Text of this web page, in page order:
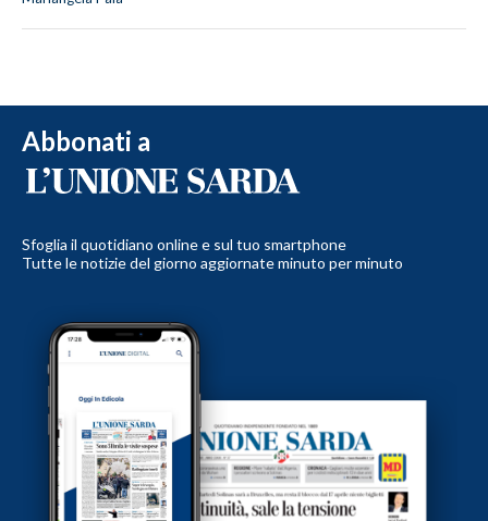
Abbonati a
Sfoglia il quotidiano online e sul tuo smartphone
Tutte le notizie del giorno aggiornate minuto per minuto